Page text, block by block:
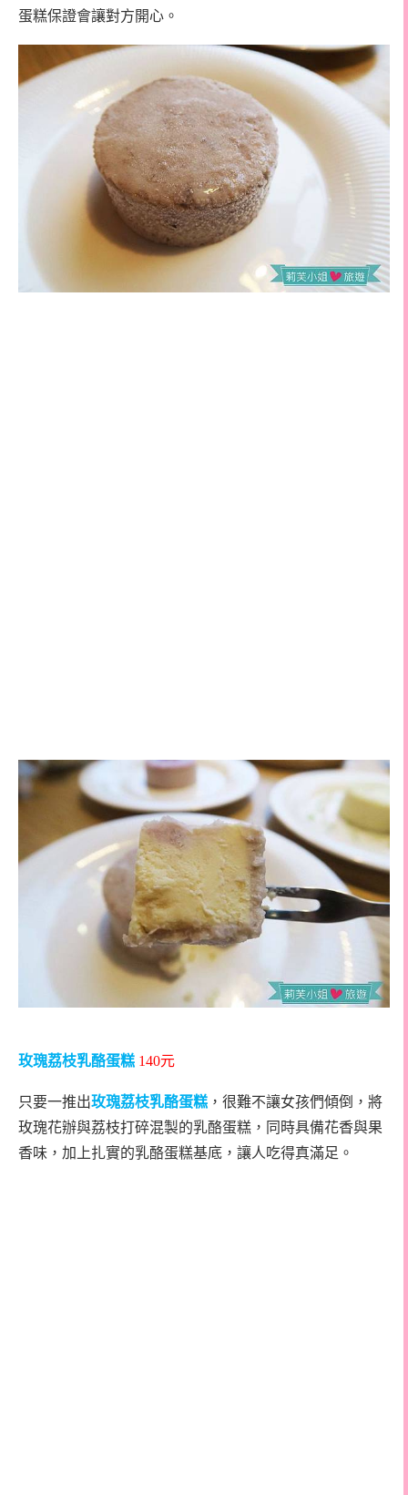
蛋糕保證會讓對方開心。
玫瑰荔枝乳酪蛋糕 140元
只要一推出玫瑰荔枝乳酪蛋糕 ，很難不讓女孩們傾倒，將
玫瑰花辦與荔枝打碎混製的乳酪蛋糕，同時具備花香與果
香味，加上扎實的乳酪蛋糕基底，讓人吃得真滿足。